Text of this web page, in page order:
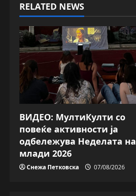
n
a
v
i
g
a
t
i
RELATED NEWS
ВИДЕО: МултиКулти со
повеќе активности ја
одбележува Неделата на
млади 2026
Снежа Петковска 07/08/2026